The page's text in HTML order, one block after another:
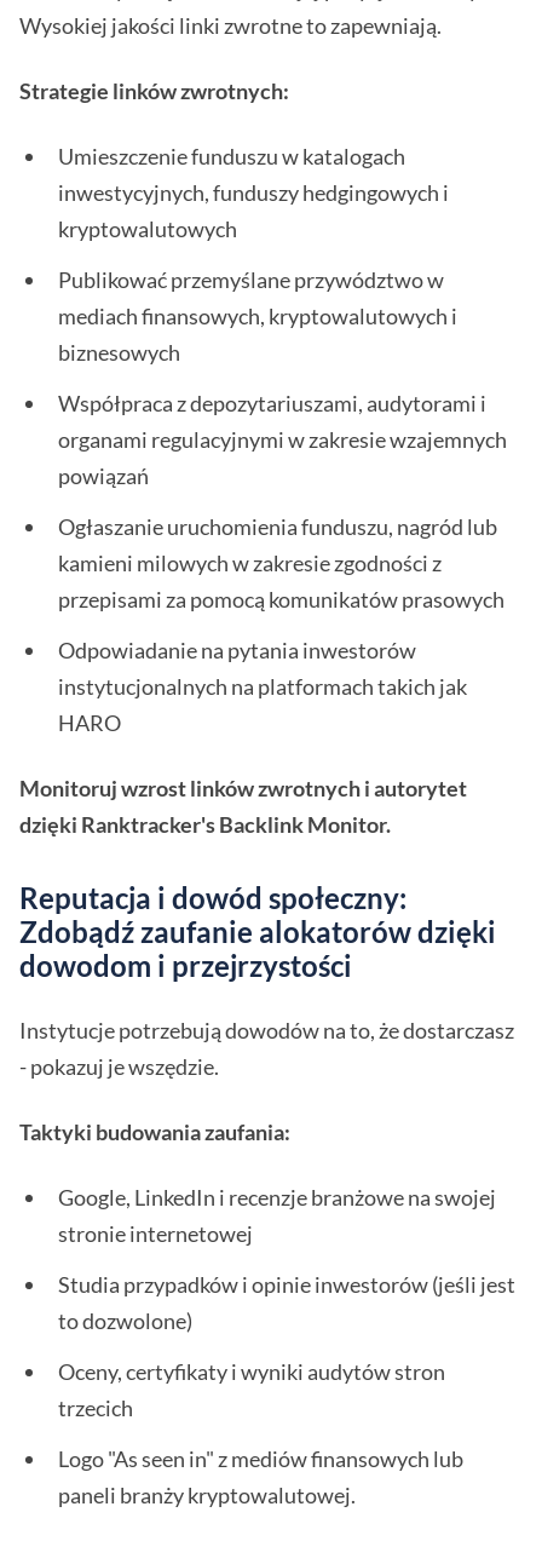
Wysokiej jakości linki zwrotne to zapewniają.
Strategie linków zwrotnych:
Umieszczenie funduszu w katalogach
inwestycyjnych, funduszy hedgingowych i
kryptowalutowych
Publikować przemyślane przywództwo w
mediach finansowych, kryptowalutowych i
biznesowych
Współpraca z depozytariuszami, audytorami i
organami regulacyjnymi w zakresie wzajemnych
powiązań
Ogłaszanie uruchomienia funduszu, nagród lub
kamieni milowych w zakresie zgodności z
przepisami za pomocą komunikatów prasowych
Odpowiadanie na pytania inwestorów
instytucjonalnych na platformach takich jak
HARO
Monitoruj wzrost linków zwrotnych i autorytet
dzięki Ranktracker's Backlink Monitor.
Reputacja i dowód społeczny:
Zdobądź zaufanie alokatorów dzięki
dowodom i przejrzystości
Instytucje potrzebują dowodów na to, że dostarczasz
- pokazuj je wszędzie.
Taktyki budowania zaufania:
Google, LinkedIn i recenzje branżowe na swojej
stronie internetowej
Studia przypadków i opinie inwestorów (jeśli jest
to dozwolone)
Oceny, certyfikaty i wyniki audytów stron
trzecich
Logo "As seen in" z mediów finansowych lub
paneli branży kryptowalutowej.